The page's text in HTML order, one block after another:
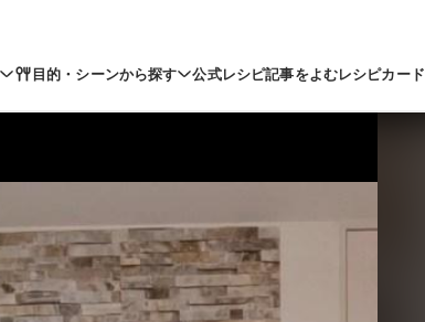
目的・シーンから探す 公式レシピ記事をよむレシピカード